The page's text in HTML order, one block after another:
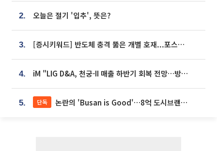
2. 오늘은 절기 '입추', 뜻은?
3. [증시키워드] 반도체 충격 뚫은 개별 호재...포스코퓨처엠·에코프로·한화솔루션 '눈길'
4. iM "LIG D&A, 천궁-II 매출 하반기 회복 전망…방산 톱픽 유지"
5. 단독 논란의 'Busan is Good'…8억 도시브랜드, 용산 대통령실 CI 업체가 수행